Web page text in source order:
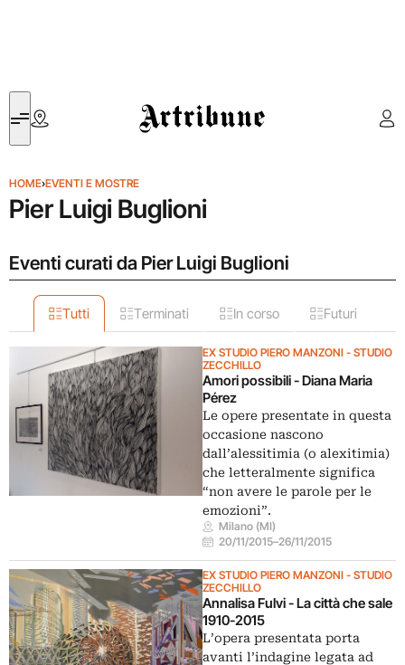
Artribune
HOME›EVENTI E MOSTRE
Pier Luigi Buglioni
Eventi curati da Pier Luigi Buglioni
Tutti Terminati In corso Futuri
EX STUDIO PIERO MANZONI - STUDIO
ZECCHILLO
Amori possibili - Diana Maria
Pérez
Le opere presentate in questa
occasione nascono
dall’alessitimia (o alexitimia)
che letteralmente significa
“non avere le parole per le
emozioni”.
Milano (MI)
20/11/2015–26/11/2015
EX STUDIO PIERO MANZONI - STUDIO
ZECCHILLO
Annalisa Fulvi - La città che sale
1910-2015
L’opera presentata porta
avanti l’indagine legata ad